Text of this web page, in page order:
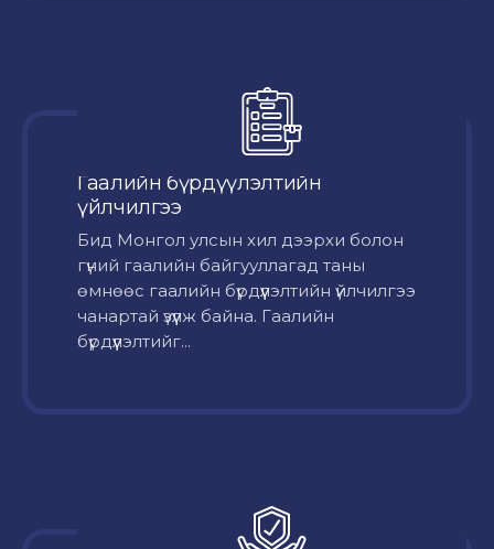
Гаалийн бүрдүүлэлтийн
үйлчилгээ
Бид Монгол улсын хил дээрхи болон
гүний гаалийн байгууллагад таны
өмнөөс гаалийн бүрдүүлэлтийн үйлчилгээ
чанартай үзүүлж байна. Гаалийн
бүрдүүлэлтийг...